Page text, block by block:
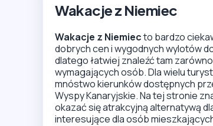
Wakacje z Niemiec
Wakacje z Niemiecto bardzo
dobrych cen i wygodnych wylotów
dlatego łatwiej znaleźć tam
wymagających osób. Dla wielu
mnóstwo kierunków dostępnych
Wyspy Kanaryjskie. Na tej stronie
okazać się atrakcyjną alternatywą
interesujące dla osób